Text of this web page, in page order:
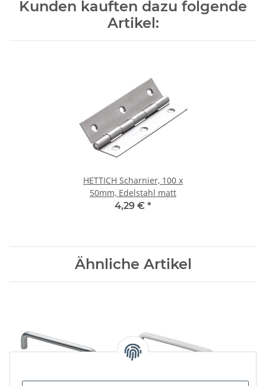
Kunden kauften dazu folgende
Artikel:
HETTICH Scharnier, 100 x
50mm, Edelstahl matt
4,29 € *
Ähnliche Artikel